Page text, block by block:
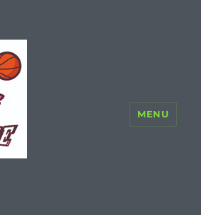
MENU